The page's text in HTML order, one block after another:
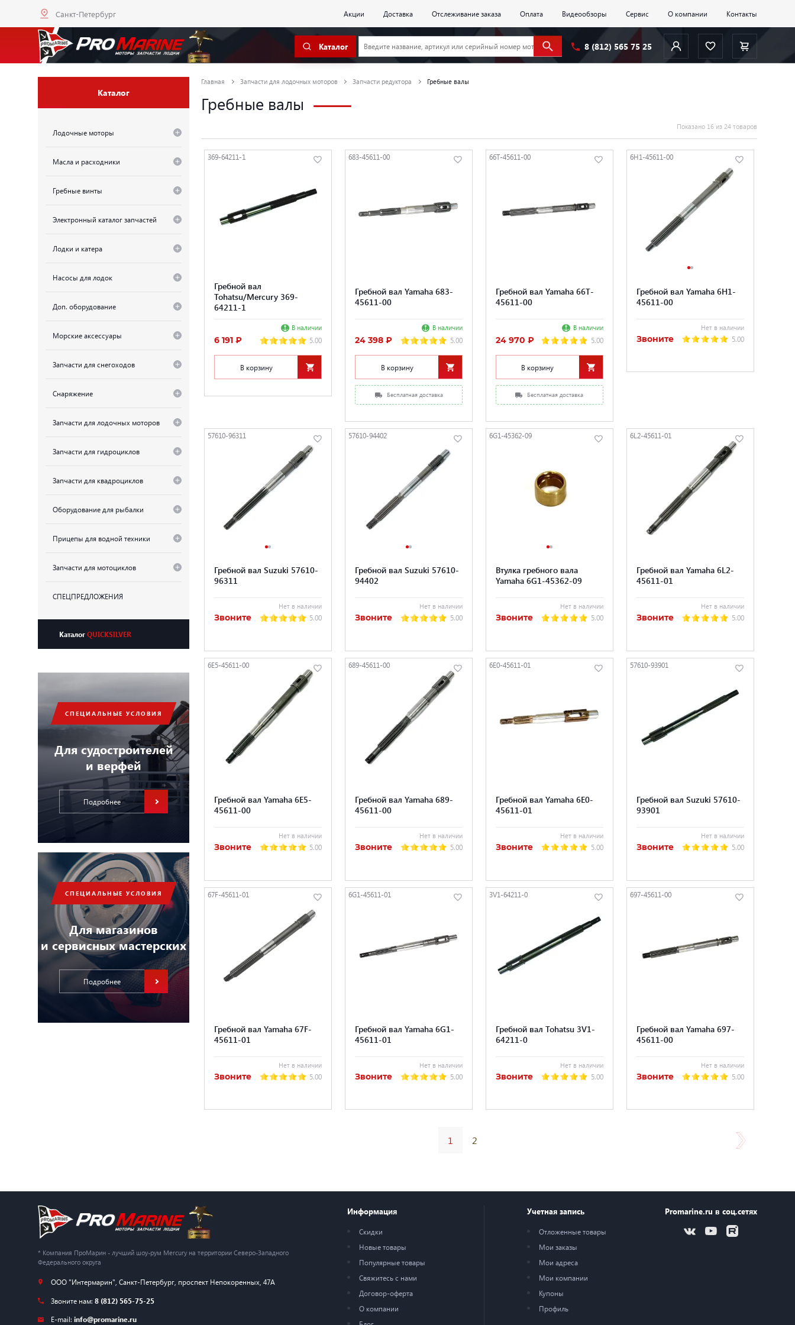
Санкт-Петербург Акции Доставка Отслеживание заказа Оплата Видеообзоры Сервис О компании Контакты
Каталог 8 (812) 565 75 25
Каталог
Лодочные моторы
Масла и расходники
Гребные винты
Электронный каталог запчастей
Лодки и катера
Насосы для лодок
Доп. оборудование
Морские аксессуары
Запчасти для снегоходов
Снаряжение
Запчасти для лодочных моторов
Запчасти для гидроциклов
Запчасти для квадроциклов
Оборудование для рыбалки
Прицепы для водной техники
Запчасти для мотоциклов
СПЕЦПРЕДЛОЖЕНИЯ
КаталогQUICKSILVER
СПЕЦИАЛЬНЫЕ УСЛОВИЯ
Для судостроителей
и верфей
Подробнее
СПЕЦИАЛЬНЫЕ УСЛОВИЯ
Для магазинов
и сервисных мастерских
Подробнее
Главная Запчасти для лодочных моторов Запчасти редуктора Гребные валы
Гребные валы
Показано 16 из 24 товаров
369-64211-1
Гребной вал
Tohatsu/Mercury 369-
64211-1
В наличии
6 191 ₽ 5.00
В корзину
683-45611-00
Гребной вал Yamaha 683-
45611-00
В наличии
24 398 ₽ 5.00
В корзину
Бесплатная доставка
66T-45611-00
Гребной вал Yamaha 66T-
45611-00
В наличии
24 970 ₽ 5.00
В корзину
Бесплатная доставка
6H1-45611-00
Гребной вал Yamaha 6H1-
45611-00
Нет в наличии
Звоните 5.00
57610-96311
Гребной вал Suzuki 57610-
96311
Нет в наличии
Звоните 5.00
57610-94402
Гребной вал Suzuki 57610-
94402
Нет в наличии
Звоните 5.00
6G1-45362-09
Втулка гребного вала
Yamaha 6G1-45362-09
Нет в наличии
Звоните 5.00
6L2-45611-01
Гребной вал Yamaha 6L2-
45611-01
Нет в наличии
Звоните 5.00
6E5-45611-00
Гребной вал Yamaha 6E5-
45611-00
Нет в наличии
Звоните 5.00
689-45611-00
Гребной вал Yamaha 689-
45611-00
Нет в наличии
Звоните 5.00
6E0-45611-01
Гребной вал Yamaha 6E0-
45611-01
Нет в наличии
Звоните 5.00
57610-93901
Гребной вал Suzuki 57610-
93901
Нет в наличии
Звоните 5.00
67F-45611-01
Гребной вал Yamaha 67F-
45611-01
Нет в наличии
Звоните 5.00
6G1-45611-01
Гребной вал Yamaha 6G1-
45611-01
Нет в наличии
Звоните 5.00
3V1-64211-0
Гребной вал Tohatsu 3V1-
64211-0
Нет в наличии
Звоните 5.00
697-45611-00
Гребной вал Yamaha 697-
45611-00
Нет в наличии
Звоните 5.00
1 2
* Компания ПроМарин - лучший шоу-рум Mercury на территории Северо-Западного
Федерального округа
ООО "Интермарин" Санкт-Петербург, проспект Непокоренных, 47А
Звоните нам: 8 (812) 565-75-25
E-mail: info@promarine.ru
Информация
Скидки
Новые товары
Популярные товары
Свяжитесь с нами
Договор-оферта
О компании
Учетная запись
Отложенные товары
Мои заказы
Мои адреса
Мои компании
Купоны
Профиль
Promarine.ru в соц.сетях